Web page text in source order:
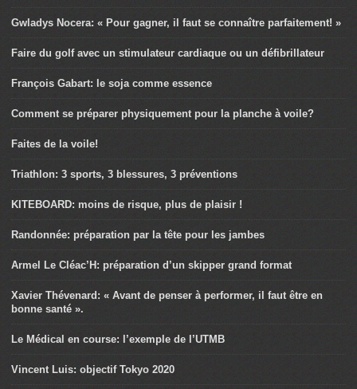
Gwladys Nocera: « Pour gagner, il faut se connaître parfaitement! »
Faire du golf avec un stimulateur cardiaque ou un défibrillateur
François Gabart: le soja comme essence
Comment se préparer physiquement pour la planche à voile?
Faites de la voile!
Triathlon: 3 sports, 3 blessures, 3 préventions
KITEBOARD: moins de risque, plus de plaisir !
Randonnée: préparation par la tête pour les jambes
Armel Le Cléac’H: préparation d’un skipper grand format
Xavier Thévenard: « Avant de penser à performer, il faut être en
bonne santé ».
Le Médical en course: l’exemple de l’UTMB
Vincent Luis: objectif Tokyo 2020